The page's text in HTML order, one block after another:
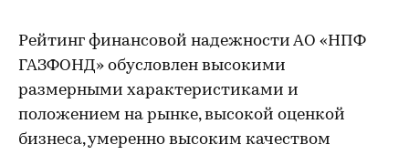
Рейтинг финансовой надежности АО «НПФ
ГАЗФОНД» обусловлен высокими
размерными характеристиками и
положением на рынке, высокой оценкой
бизнеса, умеренно высоким качеством